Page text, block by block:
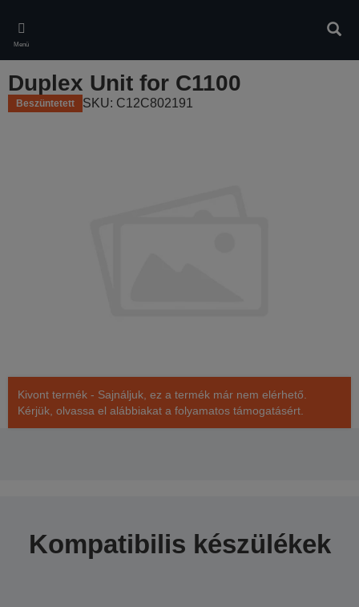
main
content
Menü
Duplex Unit for C1100
Beszüntetett SKU: C12C802191
Kivont termék - Sajnáljuk, ez a termék már nem elérhető.
Kérjük, olvassa el alábbiakat a folyamatos támogatásért.
Kompatibilis készülékek